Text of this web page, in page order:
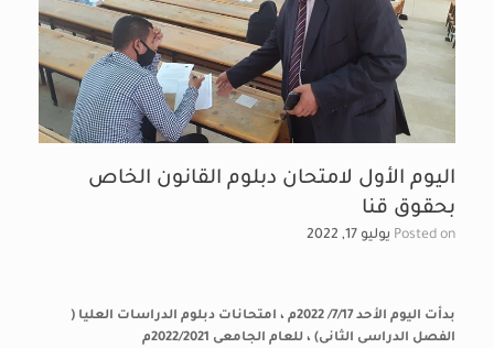
اليوم الأول لامتحان دبلوم القانون الخاص
بحقوق قنا
Posted on يوليو 17, 2022
بدأت اليوم الأحد 7/17/ 2022م ، امتحانات دبلوم الدراسات العليا (
الفصل الدراسى الثانى) ، للعام الجامعى 2022/2021م